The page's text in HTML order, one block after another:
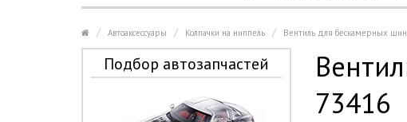
Автоаксессуары Колпачки на ниппель Вентиль для бескамерных
Подбор автозапчастей
73416